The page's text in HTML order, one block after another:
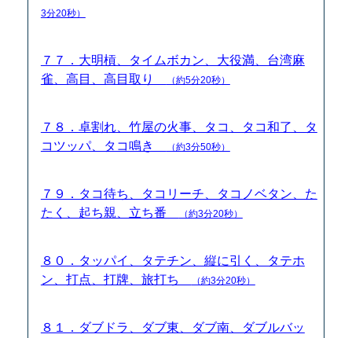
3分20秒）
７７．大明槓、タイムボカン、大役満、台湾麻
雀、高目、高目取り
（約5分20秒）
７８．卓割れ、竹屋の火事、タコ、タコ和了、タ
コツッパ、タコ鳴き
（約3分50秒）
７９．タコ待ち、タコリーチ、タコノベタン、た
たく、起ち親、立ち番
（約3分20秒）
８０．タッパイ、タテチン、縦に引く、タテホ
ン、打点、打牌、旅打ち
（約3分20秒）
８１．ダブドラ、ダブ東、ダブ南、ダブルバッ